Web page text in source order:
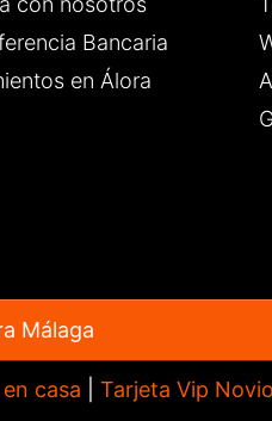
Bancaria
en Álora
Málaga
casa Tarjeta Vip